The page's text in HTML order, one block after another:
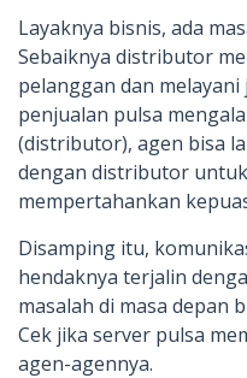
Layaknya bisnis, ada
Sebaiknya distributor
pelanggan dan
penjualan pulsa
(distributor), agen bisa
dengan distributor
mempertahankan
Disamping itu,
hendaknya terjalin
masalah di masa depan
Cek jika server pulsa
agen-agennya.